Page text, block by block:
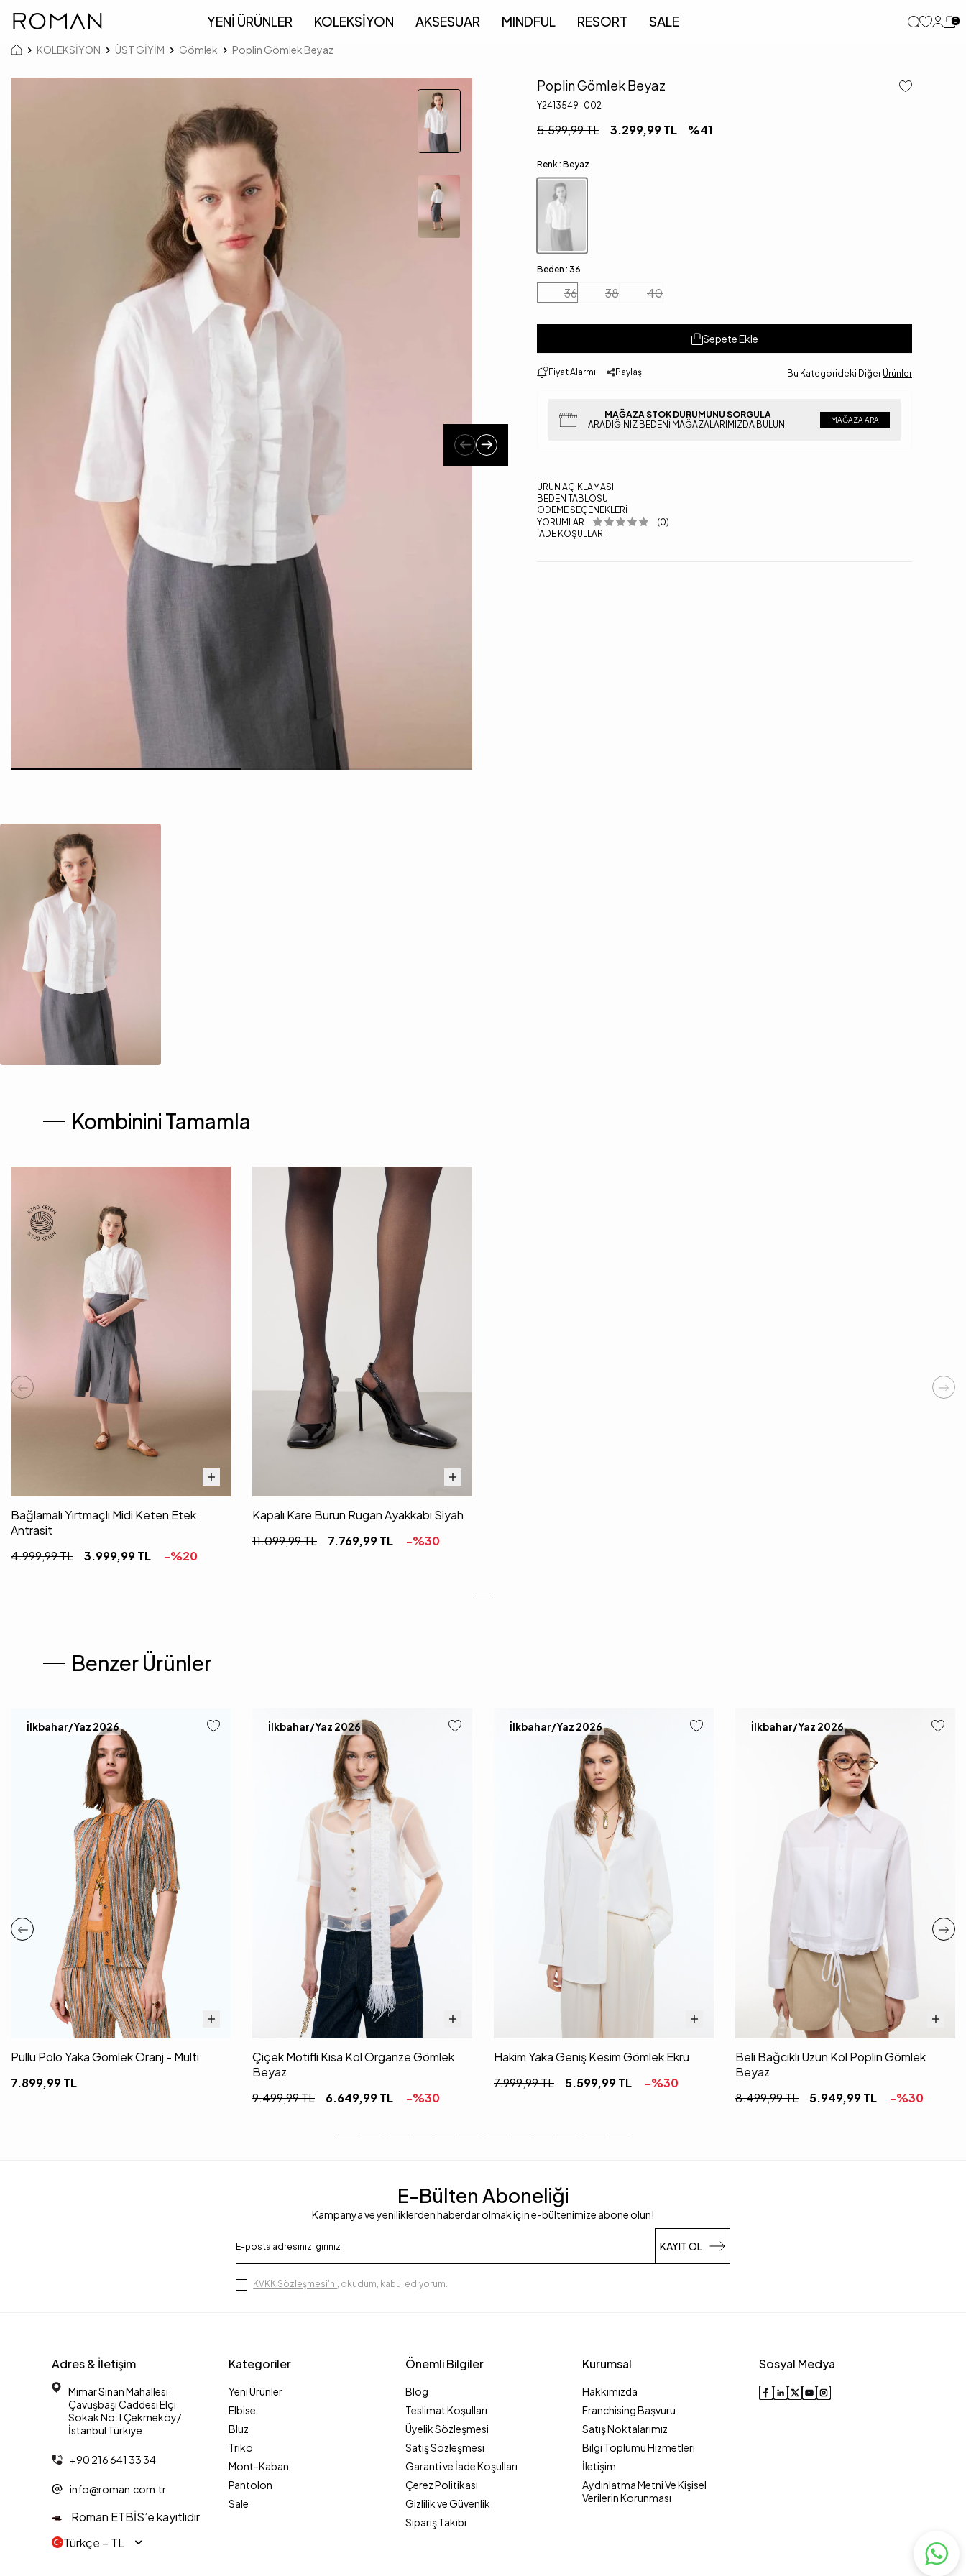
YENİ ÜRÜNLER KOLEKSİYON AKSESUAR MINDFUL RESORT SALE 0
KOLEKSİYON ÜST GİYİM Gömlek Poplin Gömlek Beyaz
Poplin Gömlek Beyaz
Y2413549_002
5.599,99TL 3.299,99TL %41
Renk : Beyaz
Beden : 36
36 38 40
Sepete Ekle
Fiyat Alarmı Paylaş Bu Kategorideki Diğer Ürünler
MAĞAZA STOK DURUMUNU SORGULA
ARADIĞINIZ BEDENI MAĞAZALARIMIZDA BULUN.
MAĞAZA ARA
ÜRÜN AÇIKLAMASI
BEDEN TABLOSU
ÖDEME SEÇENEKLERI
YORUMLAR
(0)
İADE KOŞULLARI
Kombinini Tamamla
Bağlamalı Yırtmaçlı Midi Keten Etek
Antrasit
4.999,99TL 3.999,99TL -%20
Kapalı Kare Burun Rugan Ayakkabı Siyah
11.099,99TL 7.769,99TL -%30
Benzer Ürünler
İlkbahar/Yaz 2026
Pullu Polo Yaka Gömlek Oranj - Multi
7.899,99TL
İlkbahar/Yaz 2026
Çiçek Motifli Kısa Kol Organze Gömlek
Beyaz
9.499,99TL 6.649,99TL -%30
İlkbahar/Yaz 2026
Hakim Yaka Geniş Kesim Gömlek Ekru
7.999,99TL 5.599,99TL -%30
İlkbahar/Yaz 2026
Beli Bağcıklı Uzun Kol Poplin Gömlek
Beyaz
8.499,99TL 5.949,99TL -%30
E-Bülten Aboneliği
Kampanya ve yeniliklerden haberdar olmak için e-bültenimize abone olun!
KAYIT OL
KVKK Sözleşmesi'ni, okudum, kabul ediyorum.
Adres & İletişim
Mimar Sinan Mahallesi
Çavuşbaşı Caddesi Elçi
Sokak No:1 Çekmeköy/
İstanbul Türkiye
+90 216 641 33 34
info@roman.com.tr
Roman ETBİS’e kayıtlıdır
Türkçe − TL
Kategoriler
Yeni Ürünler
Elbise
Bluz
Triko
Mont-Kaban
Pantolon
Sale
Önemli Bilgiler
Blog
Teslimat Koşulları
Üyelik Sözleşmesi
Satış Sözleşmesi
Garanti ve İade Koşulları
Çerez Politikası
Gizlilik ve Güvenlik
Sipariş Takibi
Kurumsal
Hakkımızda
Franchising Başvuru
Satış Noktalarımız
Bilgi Toplumu Hizmetleri
İletişim
Aydınlatma Metni Ve Kişisel
Verilerin Korunması
Sosyal Medya